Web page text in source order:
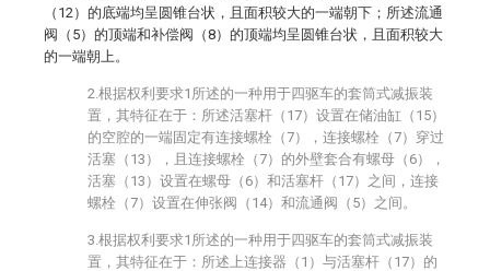
（12）的底端均呈圆锥台状，且面积较大的一端朝下；所述流通
阀（5）的顶端和补偿阀（8）的顶端均呈圆锥台状，且面积较大
的一端朝上。
2.根据权利要求1所述的一种用于四驱车的套筒式减振装
置，其特征在于：所述活塞杆（17）设置在储油缸（15）
的空腔的一端固定有连接螺栓（7），连接螺栓（7）穿过
活塞（13），且连接螺栓（7）的外壁套合有螺母（6），
活塞（13）设置在螺母（6）和活塞杆（17）之间，连接
螺栓（7）设置在伸张阀（14）和流通阀（5）之间。
3.根据权利要求1所述的一种用于四驱车的套筒式减振装
置，其特征在于：所述上连接器（1）与活塞杆（17）的